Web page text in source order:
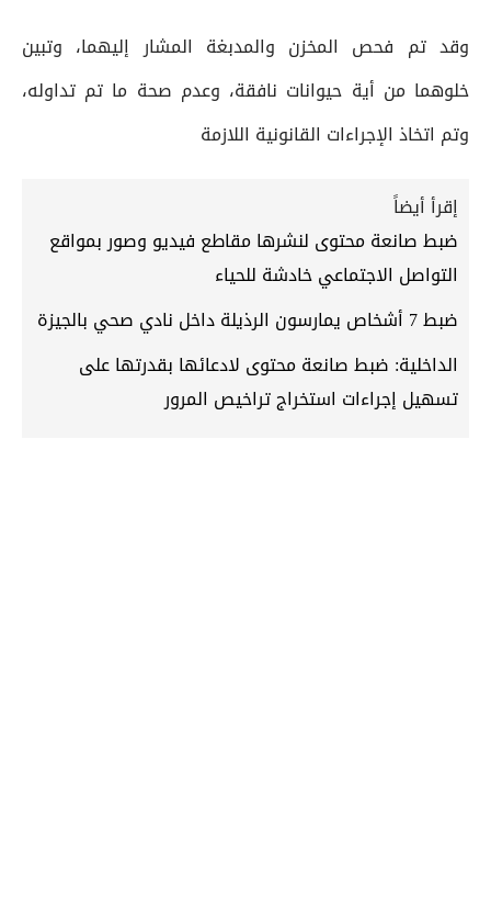
وقد تم فحص المخزن والمدبغة المشار إليهما، وتبين
خلوهما من أية حيوانات نافقة، وعدم صحة ما تم تداوله،
وتم اتخاذ الإجراءات القانونية اللازمة
إقرأ أيضاً
ضبط صانعة محتوى لنشرها مقاطع فيديو وصور بمواقع
التواصل الاجتماعي خادشة للحياء
ضبط 7 أشخاص يمارسون الرذيلة داخل نادي صحي بالجيزة
الداخلية: ضبط صانعة محتوى لادعائها بقدرتها على
تسهيل إجراءات استخراج تراخيص المرور